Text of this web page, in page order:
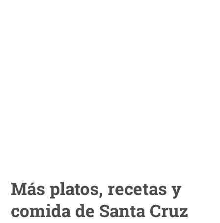
Más platos, recetas y
comida de Santa Cruz